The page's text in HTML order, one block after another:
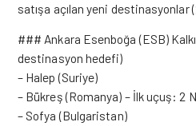
satışa açılan yeni destinasyonlar
### Ankara Esenboğa (ESB)
destinasyon hedefi)
– Halep (Suriye)
– Bükreş (Romanya) – İlk uçuş: 2
– Sofya (Bulgaristan)